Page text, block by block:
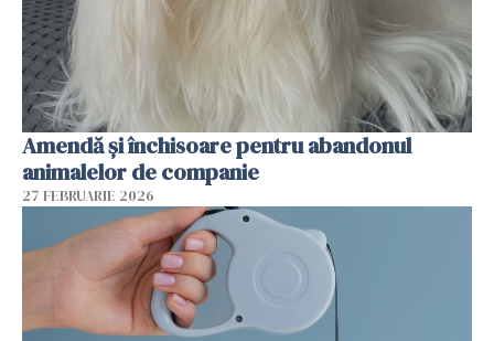
Amendă și închisoare pentru abandonul
animalelor de companie
27 FEBRUARIE 2026